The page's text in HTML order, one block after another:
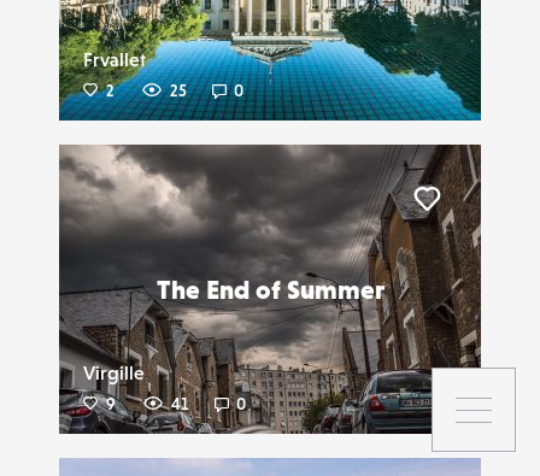
Frvallet
2 25 0
The End of Summer
Virgille
9 41 0
Liker